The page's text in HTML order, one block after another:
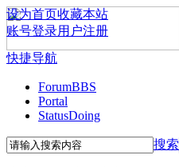
设为首页收藏本站
账号登录用户注册
快捷导航
ForumBBS
Portal
StatusDoing
搜索